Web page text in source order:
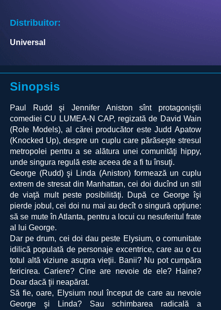
Distribuitor:
Universal
Sinopsis
Paul Rudd şi Jennifer Aniston sînt protagoniştii
comediei CU LUMEA-N CAP, regizată de David Wain
(Role Models), al cărei producător este Judd Apatow
(Knocked Up), despre un cuplu care părăseşte stresul
metropolei pentru a se alătura unei comunităţi hippy,
unde singura regulă este aceea de a fi tu însuţi.
George (Rudd) şi Linda (Aniston) formează un cuplu
extrem de stresat din Manhattan, cei doi ducînd un stil
de viaţă mult peste posibilităţi. După ce George îşi
pierde jobul, cei doi nu mai au decît o singură opţiune:
să se mute în Atlanta, pentru a locui cu nesuferitul frate
al lui George.
Dar pe drum, cei doi dau peste Elysium, o comunitate
idilică populată de personaje excentrice, care au o cu
totul altă viziune asupra vieţii. Banii? Nu pot cumpăra
fericirea. Cariere? Cine are nevoie de ele? Haine?
Doar dacă ţii neapărat.
Să fie, oare, Elysium noul început de care au nevoie
George şi Linda? Sau schimbarea radicală a